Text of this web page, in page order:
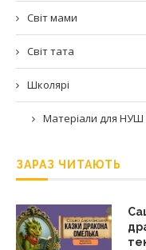
Світ мами
Світ тата
Школярі
Матеріали для НУШ
ЗАРАЗ ЧИТАЮТЬ